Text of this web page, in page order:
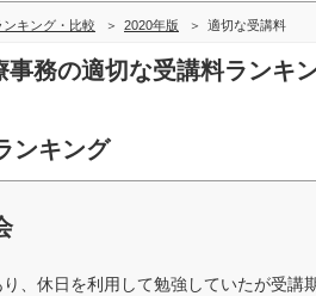
キング・比較 2020年版 適切な受講料
事務の適切な受講料ランキ
ンキング
、休日を利用して勉強していたが受講